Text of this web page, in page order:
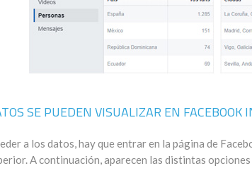
SE PUEDEN VISUALIZAR EN FACEBOOK
a los datos, hay que entrar en la página de
A continuación, aparecen las distintas